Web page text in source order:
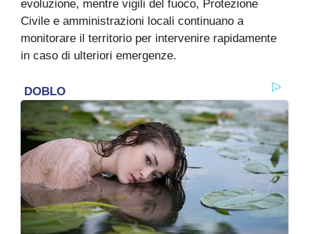
evoluzione, mentre vigili del fuoco, Protezione
Civile e amministrazioni locali continuano a
monitorare il territorio per intervenire rapidamente
in caso di ulteriori emergenze.